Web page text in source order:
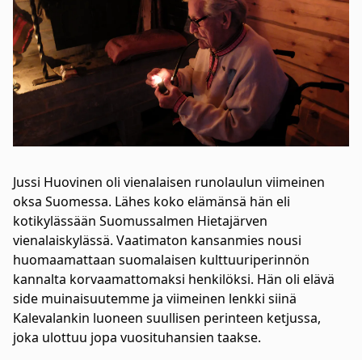
Jussi Huovinen oli vienalaisen runolaulun viimeinen
oksa Suomessa. Lähes koko elämänsä hän eli
kotikylässään Suomussalmen Hietajärven
vienalaiskylässä. Vaatimaton kansanmies nousi
huomaamattaan suomalaisen kulttuuriperinnön
kannalta korvaamattomaksi henkilöksi. Hän oli elävä
side muinaisuutemme ja viimeinen lenkki siinä
Kalevalankin luoneen suullisen perinteen ketjussa,
joka ulottuu jopa vuosituhansien taakse.